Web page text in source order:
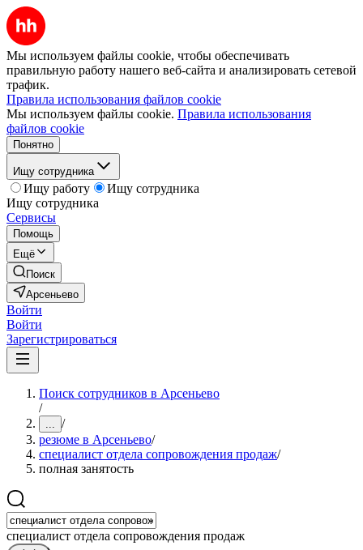
Мы используем файлы cookie, чтобы обеспечивать
правильную работу нашего веб-сайта и анализировать сетевой
трафик.
Правила использования файлов cookie
Мы используем файлы cookie. Правила использования
файлов cookie
Понятно
Ищу сотрудника
Ищу работу
Ищу сотрудника
Ищу сотрудника
Сервисы
Помощь
Ещё
Поиск
Арсеньево
Войти
Войти
Зарегистрироваться
Поиск сотрудников в Арсеньево
/
... /
резюме в Арсеньево/
специалист отдела сопровождения продаж/
полная занятость
специалист отдела сопровождения продаж